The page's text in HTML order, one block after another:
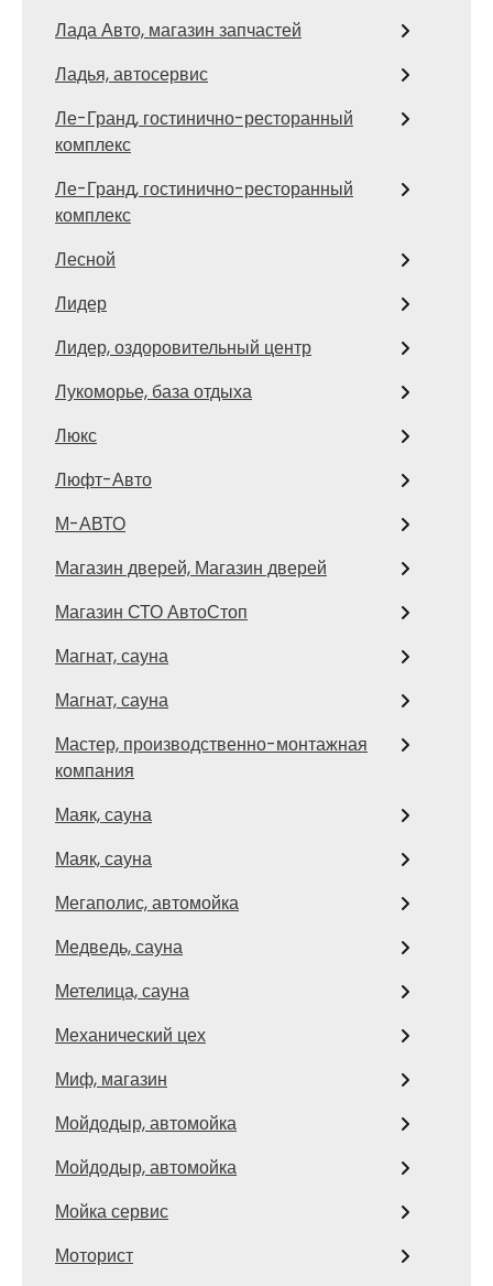
Лада Авто, магазин запчастей
Ладья, автосервис
Ле-Гранд, гостинично-ресторанный
комплекс
Ле-Гранд, гостинично-ресторанный
комплекс
Лесной
Лидер
Лидер, оздоровительный центр
Лукоморье, база отдыха
Люкс
Люфт-Авто
М-АВТО
Магазин дверей, Магазин дверей
Магазин СТО АвтоСтоп
Магнат, сауна
Магнат, сауна
Мастер, производственно-монтажная
компания
Маяк, сауна
Маяк, сауна
Мегаполис, автомойка
Медведь, сауна
Метелица, сауна
Механический цех
Миф, магазин
Мойдодыр, автомойка
Мойдодыр, автомойка
Мойка сервис
Моторист